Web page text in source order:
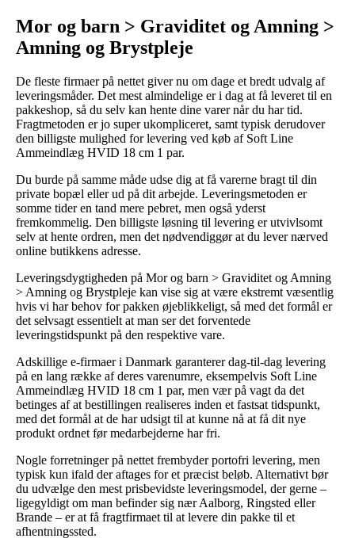
Mor og barn > Graviditet og Amning >
Amning og Brystpleje
De fleste firmaer på nettet giver nu om dage et bredt udvalg af
leveringsmåder. Det mest almindelige er i dag at få leveret til en
pakkeshop, så du selv kan hente dine varer når du har tid.
Fragtmetoden er jo super ukompliceret, samt typisk derudover
den billigste mulighed for levering ved køb af Soft Line
Ammeindlæg HVID 18 cm 1 par.
Du burde på samme måde udse dig at få varerne bragt til din
private bopæl eller ud på dit arbejde. Leveringsmetoden er
somme tider en tand mere pebret, men også yderst
fremkommelig. Den billigste løsning til levering er utvivlsomt
selv at hente ordren, men det nødvendiggør at du lever nærved
online butikkens adresse.
Leveringsdygtigheden på Mor og barn > Graviditet og Amning
> Amning og Brystpleje kan vise sig at være ekstremt væsentlig
hvis vi har behov for pakken øjeblikkeligt, så med det formål er
det selvsagt essentielt at man ser det forventede
leveringstidspunkt på den respektive vare.
Adskillige e-firmaer i Danmark garanterer dag-til-dag levering
på en lang række af deres varenumre, eksempelvis Soft Line
Ammeindlæg HVID 18 cm 1 par, men vær på vagt da det
betinges af at bestillingen realiseres inden et fastsat tidspunkt,
med det formål at de har udsigt til at kunne nå at få dit nye
produkt ordnet før medarbejderne har fri.
Nogle forretninger på nettet frembyder portofri levering, men
typisk kun ifald der aftages for et præcist beløb. Alternativt bør
du udvælge den mest prisbevidste leveringsmodel, der gerne –
ligegyldigt om man befinder sig nær Aalborg, Ringsted eller
Brande – er at få fragtfirmaet til at levere din pakke til et
afhentningssted.